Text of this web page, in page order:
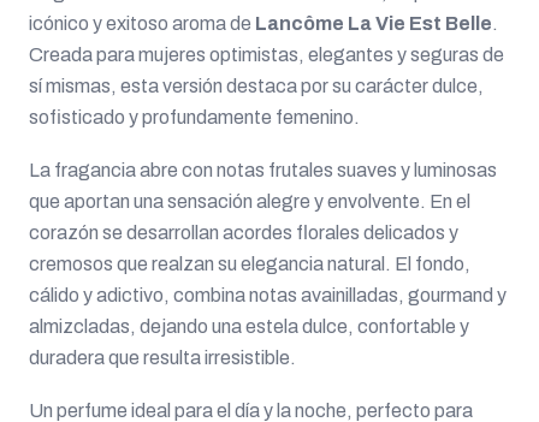
icónico y exitoso aroma de Lancôme La Vie Est Belle.
Creada para mujeres optimistas, elegantes y seguras de
sí mismas, esta versión destaca por su carácter dulce,
sofisticado y profundamente femenino.
La fragancia abre con notas frutales suaves y luminosas
que aportan una sensación alegre y envolvente. En el
corazón se desarrollan acordes florales delicados y
cremosos que realzan su elegancia natural. El fondo,
cálido y adictivo, combina notas avainilladas, gourmand y
almizcladas, dejando una estela dulce, confortable y
duradera que resulta irresistible.
Un perfume ideal para el día y la noche, perfecto para